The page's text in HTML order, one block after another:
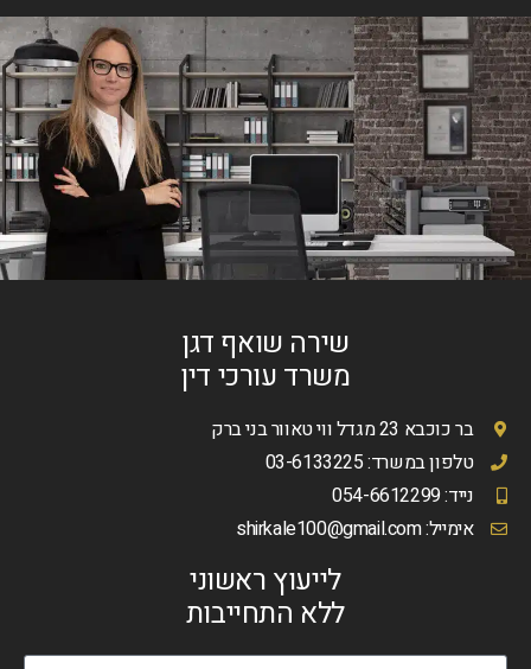
שירה שואף דגן
משרד עורכי דין
בר כוכבא 23 מגדל ווי טאוור בני ברק
טלפון במשרד: 03-6133225
נייד: 054-6612299
אימייל:shirkale100@gmail.com
לייעוץ ראשוני
ללא התחייבות